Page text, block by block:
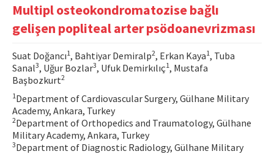
Editorial Board
Instructions
Aims and Scope
Contact Us
E-ISSN: 2687-4792
Multipl osteokondromatozise bağlı
gelişen popliteal arter psödoanevrizması
Suat Doğancı1, Bahtiyar Demiralp2, Erkan Kaya1, Tuba
Sanal3, Uğur Bozlar3, Ufuk Demirkılıç1, Mustafa
Başbozkurt2
1 Department of Cardiovascular Surgery, Gülhane Military
Academy, Ankara, Turkey
2Department of Orthopedics and Traumatology, Gülhane
Military Academy, Ankara, Turkey
3Department of Diagnostic Radiology, Gülhane Military